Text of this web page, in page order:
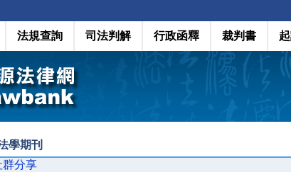
法規查詢 司法判解 行政函釋 裁判書
學期刊
群分享